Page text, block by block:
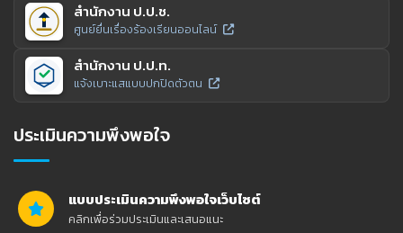
สำนักงาน ป.ป.ช.
ศูนย์ยื่นเรื่องร้องเรียนออนไลน์
สำนักงาน ป.ป.ท.
แจ้งเบาะแสแบบปกปิดตัวตน
ประเมินความพึงพอใจ
แบบประเมินความพึงพอใจเว็บไซต์
คลิกเพื่อร่วมประเมินและเสนอแนะ